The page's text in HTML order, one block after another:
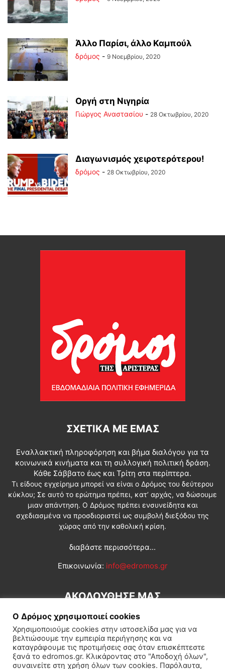
Άλλο Παρίσι, άλλο Καμπούλ
δρόμος - 9 Νοεμβρίου, 2020
Οργή στη Νιγηρία
Γιώργος Αναστασίου - 28 Οκτωβρίου, 2020
Διαγωνισμός χειροτερότερου!
δρόμος - 28 Οκτωβρίου, 2020
ΣΧΕΤΙΚΆ ΜΕ ΕΜΆΣ
Εναλλακτική πληροφόρηση και βήμα διαλόγου για τα
κοινωνικά κινήματα και τη συλλογική πολιτική δράση.
Κάθε Σάββατο έως και Τρίτη στα περίπτερα.
Τι είδους εγχείρημα μπορεί να είναι ο Δρόμος του δεύτερου
κύκλου; Σε αυτό το ερώτημα πρέπει, κατ’ αρχάς, να δώσουμε
μιαν απάντηση. Ο Δρόμος πρέπει ενσυνείδητα και
σχεδιασμένα να προσδιοριστεί ως συμβολή διεξόδου της
χώρας από την καθολική κρίση.
διαβάστε περισσότερα...
Επικοινωνία: info@edromos.gr
ΑΚΟΛΟΥΘΗΣΕ ΜΑΣ
Ο Δρόμος χρησιμοποιεί cookies
Χρησιμοποιούμε cookies στην ιστοσελίδα μας για να
βελτιώσουμε την εμπειρία περιήγησης και να
καταγράφουμε τις προτιμήσεις σας όταν επισκέπτεστε
ξανά το edromos.gr. Κλικάροντας στο "Αποδοχή όλων",
συναινείτε στη χρήση όλων των cookies. Παρόλαυτα,